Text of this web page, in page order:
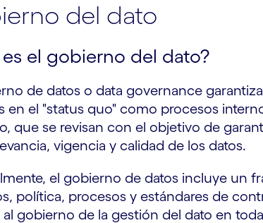
del dato
el gobierno del dato?
de datos o data governance
en el "status quo" como procesos
que se revisan con el objetivo de
vigencia y calidad de los datos.
el gobierno de datos incluye un
política, procesos y estándares de
gobierno de la gestión del dato en